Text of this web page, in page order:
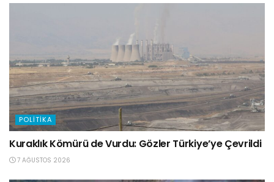
POLITIKA
Kuraklık Kömürü de Vurdu: Gözler Türkiye’ye Çevrildi
7 AĞUSTOS 2026